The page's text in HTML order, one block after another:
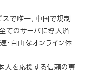
で唯一、中国で規制
てのサーバに導入済
・自由なオンライン体
人を応援する信頼の専